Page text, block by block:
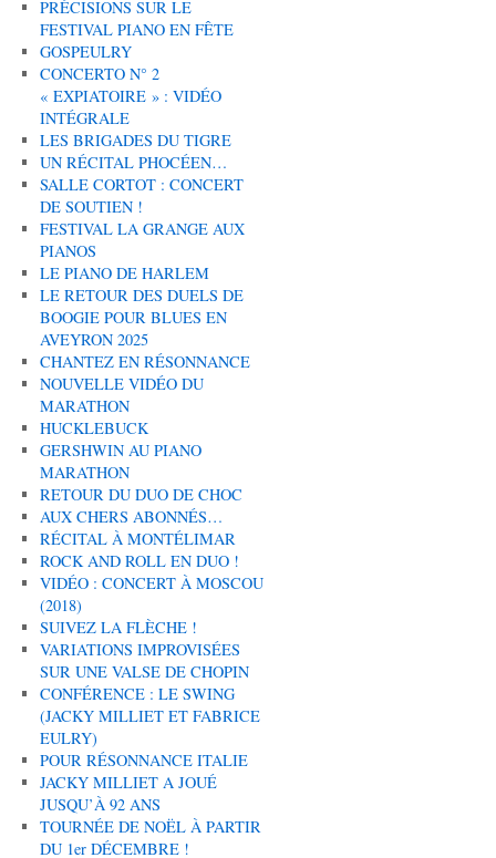
PRÉCISIONS SUR LE
FESTIVAL PIANO EN FÊTE
GOSPEULRY
CONCERTO N° 2
« EXPIATOIRE » : VIDÉO
INTÉGRALE
LES BRIGADES DU TIGRE
UN RÉCITAL PHOCÉEN…
SALLE CORTOT : CONCERT
DE SOUTIEN !
FESTIVAL LA GRANGE AUX
PIANOS
LE PIANO DE HARLEM
LE RETOUR DES DUELS DE
BOOGIE POUR BLUES EN
AVEYRON 2025
CHANTEZ EN RÉSONNANCE
NOUVELLE VIDÉO DU
MARATHON
HUCKLEBUCK
GERSHWIN AU PIANO
MARATHON
RETOUR DU DUO DE CHOC
AUX CHERS ABONNÉS…
RÉCITAL À MONTÉLIMAR
ROCK AND ROLL EN DUO !
VIDÉO : CONCERT À MOSCOU
(2018)
SUIVEZ LA FLÈCHE !
VARIATIONS IMPROVISÉES
SUR UNE VALSE DE CHOPIN
CONFÉRENCE : LE SWING
(JACKY MILLIET ET FABRICE
EULRY)
POUR RÉSONNANCE ITALIE
JACKY MILLIET A JOUÉ
JUSQU’À 92 ANS
TOURNÉE DE NOËL À PARTIR
DU 1er DÉCEMBRE !